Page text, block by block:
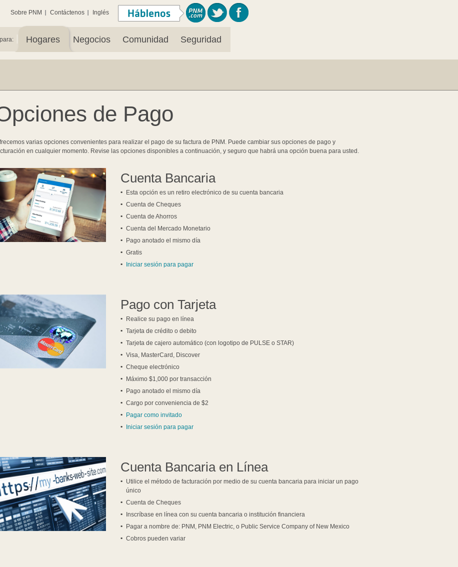
Sobre PNM Contáctenos Inglés
Hogares Negocios Comunidad Seguridad
de Pago
varias opciones convenientes para realizar el pago de su factura de PNM. Puede cambiar sus opciones de pago y
en cualquier momento. Revise las opciones disponibles a continuación, y seguro que habrá una opción buena para usted.
Cuenta Bancaria
Esta opción es un retiro electrónico de su cuenta bancaria
Cuenta de Cheques
Cuenta de Ahorros
Cuenta del Mercado Monetario
Pago anotado el mismo día
Gratis
Iniciar sesión para pagar
Pago con Tarjeta
Realice su pago en línea
Tarjeta de crédito o debito
Tarjeta de cajero automático (con logotipo de PULSE o STAR)
Visa, MasterCard, Discover
Cheque electrónico
Máximo $1,000 por transacción
Pago anotado el mismo día
Cargo por conveniencia de $2
Pagar como invitado
Iniciar sesión para pagar
Cuenta Bancaria en Línea
Utilice el método de facturación por medio de su cuenta bancaria para iniciar un pago
único
Cuenta de Cheques
Inscríbase en línea con su cuenta bancaria o institución financiera
Pagar a nombre de: PNM, PNM Electric, o Public Service Company of New Mexico
Cobros pueden variar